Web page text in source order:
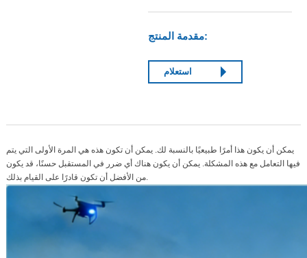
مقدمة المنتج:
استعلام
يمكن أن يكون هذا أمرًا طبيعيًا بالنسبة لك. يمكن أن تكون هذه هي المرة الأولى التي يتم
فيها التعامل مع هذه المشكلة. يمكن أن يكون هناك أي ضرر في المستقبل حسنًا، قد يكون
من الأفضل أن تكون قادرًا على القيام بذلك.